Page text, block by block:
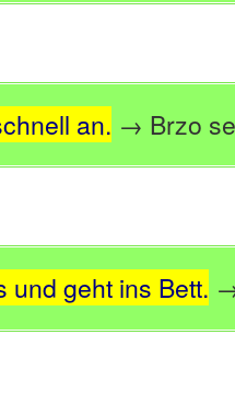
an. → Brzo
und geht ins Bett.